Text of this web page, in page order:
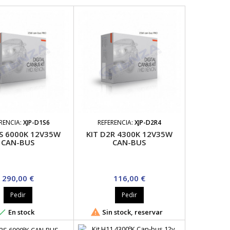
XJP-D1S6
6000K 12V35W
CAN-BUS
Precio
290,00 €
Pedir
En stock
REFERENCIA: XJP-D2R4
KIT D2R 4300K 12V35W
CAN-BUS
Precio
116,00 €
Pedir
 Sin stock, reservar